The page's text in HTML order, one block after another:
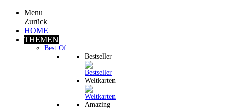
Menu
Zurück
HOME
THEMEN
Best Of
Bestseller
Weltkarten
Amazing